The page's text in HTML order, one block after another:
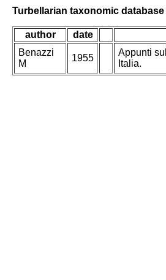
Turbellarian taxonomic database
author date
Benazzi
M
1955
Appunti
Italia.